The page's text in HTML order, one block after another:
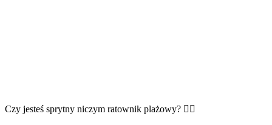
Czy jesteś sprytny niczym ratownik plażowy? 🏄‍♂️